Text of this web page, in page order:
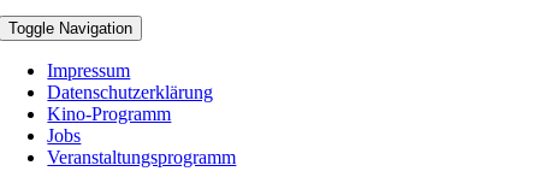
Toggle Navigation
Impressum
Datenschutzerklärung
Kino-Programm
Jobs
Veranstaltungsprogramm